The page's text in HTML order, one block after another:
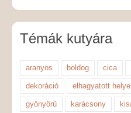
Témák kutyára
aranyos boldog cica
dekoráció elhagyatott
gyönyörű karácsony